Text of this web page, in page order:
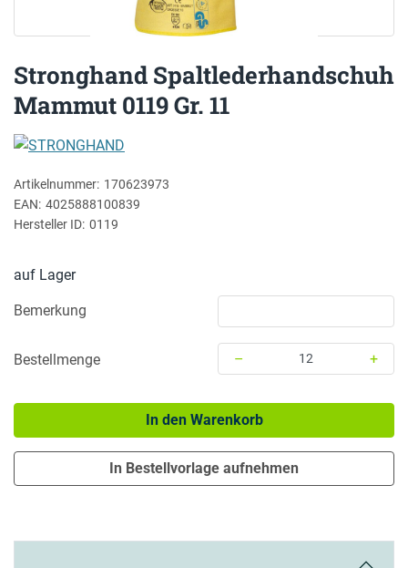
Stronghand Spaltlederhandschuh
Mammut 0119 Gr. 11
Artikelnummer: 170623973
EAN: 4025888100839
Hersteller ID: 0119
auf Lager
Bemerkung
Bestellmenge –
+
In den Warenkorb
In Bestellvorlage aufnehmen